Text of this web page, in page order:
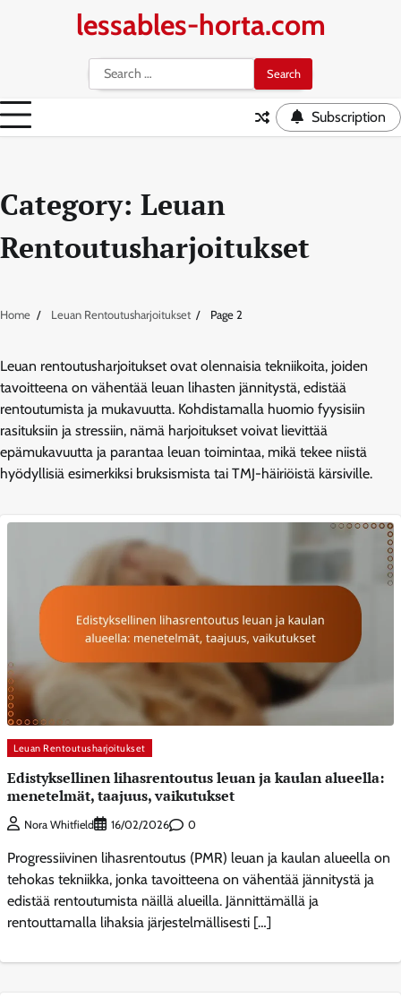
lessables-horta.com
Search
for:
Subscription
Category: Leuan
Rentoutusharjoitukset
Home Leuan Rentoutusharjoitukset Page 2
Leuan rentoutusharjoitukset ovat olennaisia tekniikoita, joiden
tavoitteena on vähentää leuan lihasten jännitystä, edistää
rentoutumista ja mukavuutta. Kohdistamalla huomio fyysisiin
rasituksiin ja stressiin, nämä harjoitukset voivat lievittää
epämukavuutta ja parantaa leuan toimintaa, mikä tekee niistä
hyödyllisiä esimerkiksi bruksismista tai TMJ-häiriöistä kärsiville.
Leuan Rentoutusharjoitukset
Edistyksellinen lihasrentoutus leuan ja kaulan alueella:
menetelmät, taajuus, vaikutukset
Nora Whitfield 16/02/2026 0
Progressiivinen lihasrentoutus (PMR) leuan ja kaulan alueella on
tehokas tekniikka, jonka tavoitteena on vähentää jännitystä ja
edistää rentoutumista näillä alueilla. Jännittämällä ja
rentouttamalla lihaksia järjestelmällisesti […]